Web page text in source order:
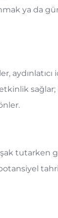
ya da
aydınlatıcı
sağlar;
tutarken